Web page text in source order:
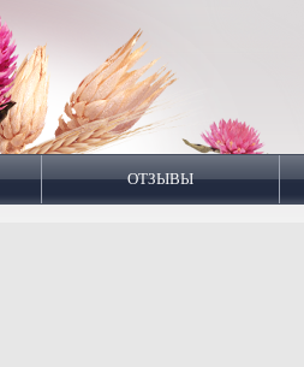
ОТЗЫВЫ